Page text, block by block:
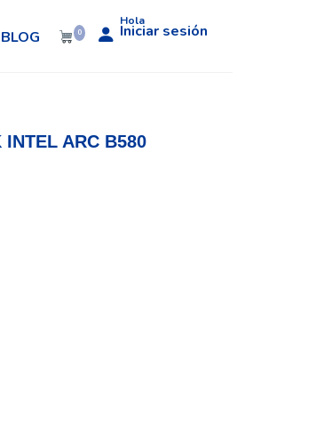
BLOG 0
Hola
Iniciar sesión
INTEL ARC B580